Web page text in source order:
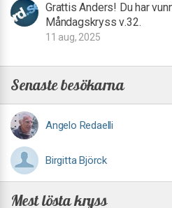
Grattis Anders! Du har
Måndagskryss v.32.
11 aug, 2025
Senaste besökarna
Angelo Redaelli
Birgitta Björck
Mest lösta kryss